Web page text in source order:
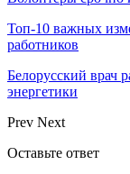
Топ-10 важных
работников
Белорусский врач
энергетики
Prev Next
Оставьте ответ